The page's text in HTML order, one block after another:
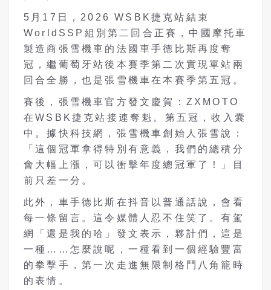
5月17日，2026 WSBK捷克站結束
WorldSSP組別第二回合正賽，中國摩托車
製造商張雪機車的法國車手德比斯再度奪
冠，繼葡萄牙站後本賽季第二次實現單站兩
回合全勝，也是張雪機車在本賽季第五冠。
賽後，張雪機車官方發文慶賀：ZXMOTO
在WSBK捷克站接連奪魁。第五冠，收入囊
中。據快科技網，張雪機車創始人張雪說：
「這個冠軍拿得特別有意義，我們的總積分
會大幅上漲，可以衝擊年度總冠軍了！」目
前只差一分。
此外，車手德比斯在抖音以普通話說，會看
每一條留言。這令媒體人忍不住笑了。有駕
網「還是我的哈」發文表示，夥計們，這是
一種……怎麼說呢，一種看到一個經驗豐富
的拳擊手，第一次走進無限制格鬥八角籠時
的表情。